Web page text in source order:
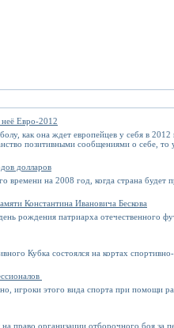
неё Евро-2012
как она ждет европейцев у себя в 2012
позитивными сообщениями о себе, то
долларов
времени на 2008 год, когда страна будет
Константина Ивановича Бескова
рождения патриарха отечественного
Кубка состоялся на кортах спортивно-
игроки этого вида спорта при помощи
право организации отборочного боя за